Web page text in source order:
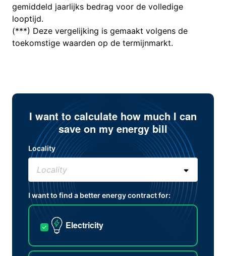
gemiddeld jaarlijks bedrag voor de volledige
looptijd.
(***) Deze vergelijking is gemaakt volgens de
toekomstige waarden op de termijnmarkt.
I want to calculate how much I can
save on my energy bill
Locality
I want to find a better energy contract for:
Electricity